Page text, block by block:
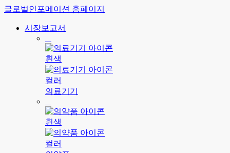
글로벌인포메이션 홈페이지
시장보고서
의료기기